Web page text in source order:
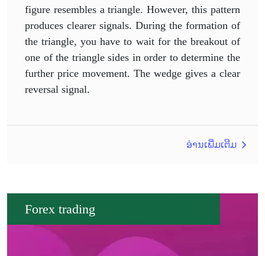
figure resembles a triangle. However, this pattern
produces clearer signals. During the formation of
the triangle, you have to wait for the breakout of
one of the triangle sides in order to determine the
further price movement. The wedge gives a clear
reversal signal.
ອ່ານເພີ່ມເຕີມ
Forex trading